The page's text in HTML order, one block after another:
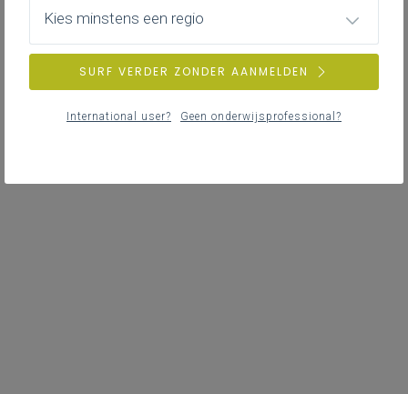
Kies minstens een regio
SURF VERDER ZONDER AANMELDEN
International user? Geen onderwijsprofessional?